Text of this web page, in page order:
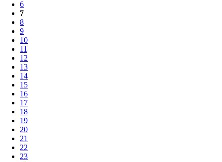
6
7
8
9
10
11
12
13
14
15
16
17
18
19
20
21
22
23